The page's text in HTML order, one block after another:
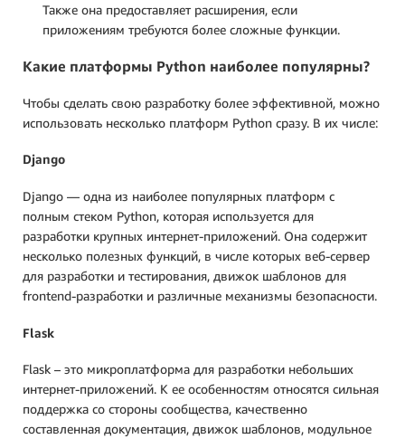
Также она предоставляет расширения, если
приложениям требуются более сложные функции.
Какие платформы Python наиболее популярны?
Чтобы сделать свою разработку более эффективной, можно
использовать несколько платформ Python сразу. В их числе:
Django
Django — одна из наиболее популярных платформ с
полным стеком Python, которая используется для
разработки крупных интернет-приложений. Она содержит
несколько полезных функций, в числе которых веб-сервер
для разработки и тестирования, движок шаблонов для
frontend-разработки и различные механизмы безопасности.
Flask
Flask – это микроплатформа для разработки небольших
интернет-приложений. К ее особенностям относятся сильная
поддержка со стороны сообщества, качественно
составленная документация, движок шаблонов, модульное